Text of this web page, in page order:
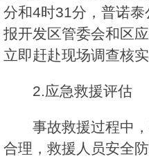
分和4时31分，普诺
报开发区管委会和区
立即赶赴现场调查核实
2.应急救援评估
事故救援过程中
合理，救援人员安全